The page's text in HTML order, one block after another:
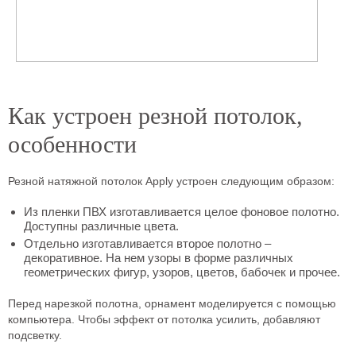
Как устроен резной потолок,
особенности
Резной натяжной потолок Apply устроен следующим образом:
Из пленки ПВХ изготавливается целое фоновое полотно.
Доступны различные цвета.
Отдельно изготавливается второе полотно –
декоративное. На нем узоры в форме различных
геометрических фигур, узоров, цветов, бабочек и прочее.
Перед нарезкой полотна, орнамент моделируется с помощью
компьютера. Чтобы эффект от потолка усилить, добавляют
подсветку.